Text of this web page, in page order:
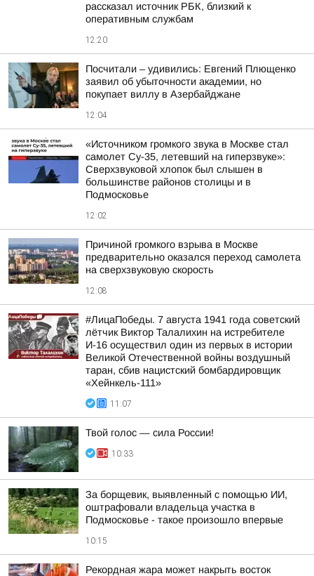
рассказал источник РБК, близкий к
оперативным службам
12:20
Посчитали – удивились: Евгений Плющенко
заявил об убыточности академии, но
покупает виллу в Азербайджане
12:04
«Источником громкого звука в Москве стал
самолет Су-35, летевший на гиперзвуке»:
Сверхзвуковой хлопок был слышен в
большинстве районов столицы и в
Подмосковье
12:02
Причиной громкого взрыва в Москве
предварительно оказался переход самолета
на сверхзвуковую скорость
12:08
#ЛицаПобеды. 7 августа 1941 года советский
лётчик Виктор Талалихин на истребителе
И-16 осуществил один из первых в истории
Великой Отечественной войны воздушный
таран, сбив нацистский бомбардировщик
«Хейнкель-111»
11:07
Твой голос — сила России!
10:33
За борщевик, выявленный с помощью ИИ,
оштрафовали владельца участка в
Подмосковье - такое произошло впервые
10:15
Рекордная жара может накрыть восток